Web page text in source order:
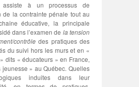
assiste à un processus de
de la contrainte pénale tout au
éducative, la principale
dans l’examen de la tension
contrôledes pratiques des
du suivi hors les murs et en «
dits « éducateurs » en France,
» au Québec. Quelles
induites dans leur